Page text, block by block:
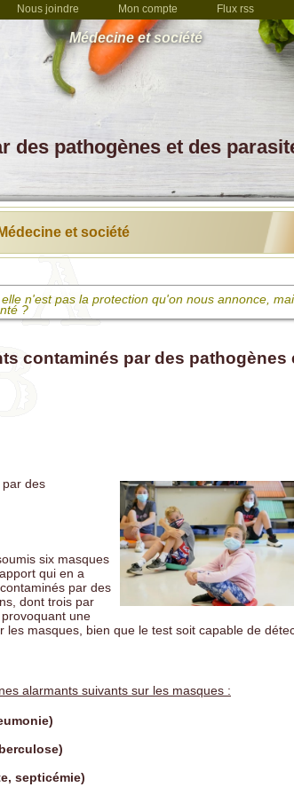
Nous joindre Mon compte Flux rss
Médecine et société
des pathogènes et des
Médecine et société
n'est pas la protection qu'on nous annonce,
?
révèla un système défaillant
sauvés et ne vous sauveront pas ! Les données
que les enfants non vaccinés étaient en
d'exercer.
vous protège pas de la maladie. Tout est faux
vrais mensonges. Comment l'élite crée des
pouvoir et ses profits
ne sont pas reliées à un soi-disant virus ou une
environnementales
contaminés par des pathogènes
des
six masques
qui en a
par des
dont trois par
une
masques, bien que le test soit capable de
alarmants suivants sur les masques :
septicémie)